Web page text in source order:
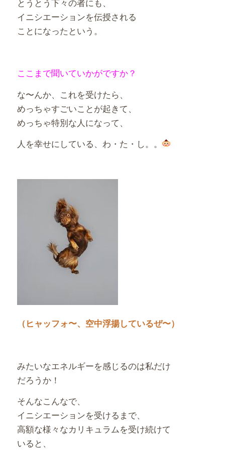
イニシエーションを伝授される
ことになったという。
ここまで聞いていかがですか？
な〜んか、これを受けたら、
めっちゃすごいことが起きて、
めっちゃ特別な人になって、
人を幸せにしている、わ・た・し。。
（ヒャッフォ〜、空中浮揚しているぜ〜）
みたいなエネルギーを感じるのは私だけ
だろうか！
そんなこんなで、
イニシエーションを受けるまで、
高額な様々なカリキュラムを受け続けて
いると、